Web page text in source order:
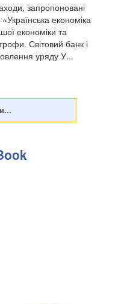
запропоновані
економіка
економіки та
Світовий банк і
уряду У...